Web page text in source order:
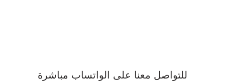
للتواصل معنا على الواتساب مباشرة